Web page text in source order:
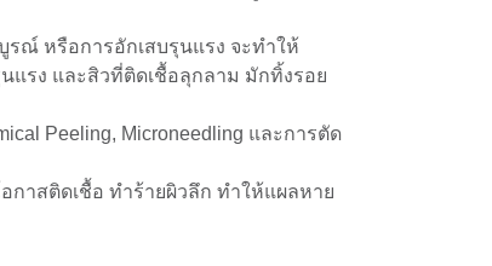
ณ์ หรือการอักเสบรุนแรง จะทำให้
แรง และสิวที่ติดเชื้อลุกลาม มักทิ้งรอย
Peeling, Microneedling และการตัด
กาสติดเชื้อ ทำร้ายผิวลึก ทำให้แผลหาย